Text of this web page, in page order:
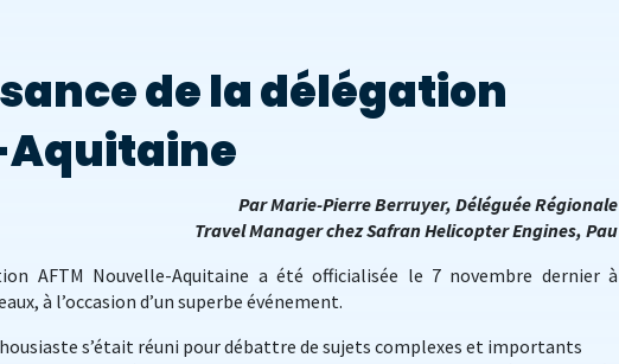
de la délégation
Par Marie-Pierre Berruyer, Déléguée Régionale
Travel Manager chez Safran Helicopter Engines, Pau
AFTM Nouvelle-Aquitaine a été officialisée le 7 novembre dernier à
à l’occasion d’un superbe événement.
s’était réuni pour débattre de sujets complexes et importants